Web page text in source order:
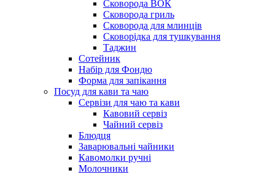
Сковорода ВОК
Сковорода гриль
Сковорода для млинців
Сковорідка для тушкування
Таджин
Сотейник
Набір для Фондю
Форма для запікання
Посуд для кави та чаю
Сервізи для чаю та кави
Кавовий сервіз
Чайний сервіз
Блюдця
Заварювальні чайники
Кавомолки ручні
Молочники